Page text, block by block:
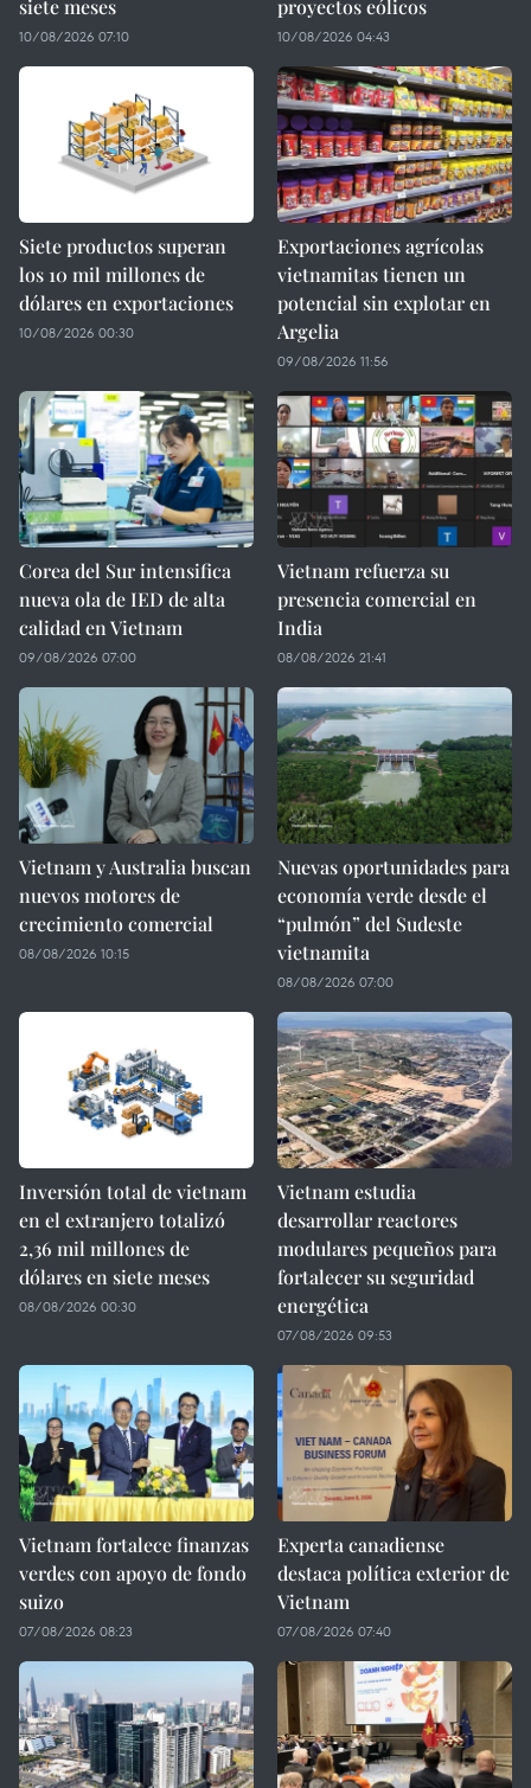
siete meses
10/08/2026 07:10
proyectos eólicos
10/08/2026 04:43
Siete productos superan
los 10 mil millones de
dólares en exportaciones
10/08/2026 00:30
Exportaciones agrícolas
vietnamitas tienen un
potencial sin explotar en
Argelia
09/08/2026 11:56
Corea del Sur intensifica
nueva ola de IED de alta
calidad en Vietnam
09/08/2026 07:00
Vietnam refuerza su
presencia comercial en
India
08/08/2026 21:41
Vietnam y Australia buscan
nuevos motores de
crecimiento comercial
08/08/2026 10:15
Nuevas oportunidades para
economía verde desde el
“pulmón” del Sudeste
vietnamita
08/08/2026 07:00
Inversión total de vietnam
en el extranjero totalizó
2,36 mil millones de
dólares en siete meses
08/08/2026 00:30
Vietnam estudia
desarrollar reactores
modulares pequeños para
fortalecer su seguridad
energética
07/08/2026 09:53
Vietnam fortalece finanzas
verdes con apoyo de fondo
suizo
07/08/2026 08:23
Experta canadiense
destaca política exterior de
Vietnam
07/08/2026 07:40